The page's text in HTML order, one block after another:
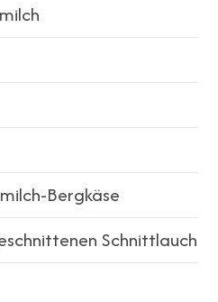
Bergkäse
Schnittlauch